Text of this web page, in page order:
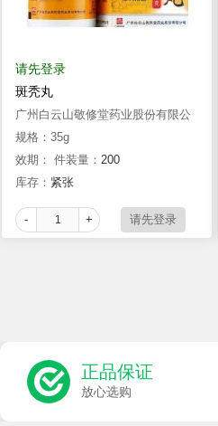
请先登录
斑秃丸
广州白云山敬修堂药业股份有限公
司
规格：35g
效期： 件装量： 200
库存： 紧张
- +
正品保证
放心选购